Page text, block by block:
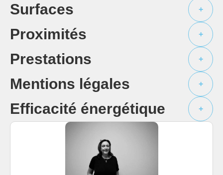
Surfaces +
Proximités +
Prestations +
Mentions légales +
Efficacité énergétique +